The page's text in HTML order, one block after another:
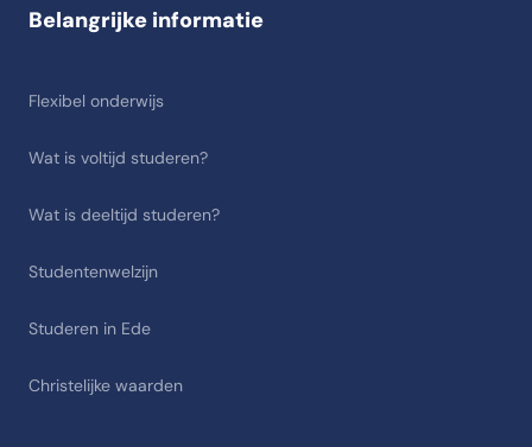
Belangrijke informatie
Flexibel onderwijs
Wat is voltijd studeren?
Wat is deeltijd studeren?
Studentenwelzijn
Studeren in Ede
Christelijke waarden